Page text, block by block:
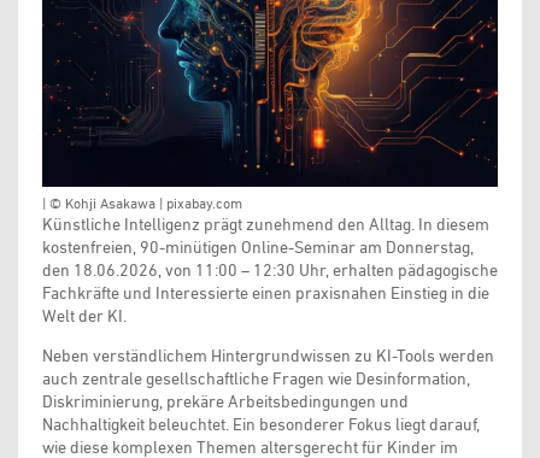
Künstliche Intelligenz prägt zunehmend den Alltag. In diesem
kostenfreien, 90-minütigen Online-Seminar am Donnerstag,
den 18.06.2026, von 11:00 – 12:30 Uhr, erhalten pädagogische
Fachkräfte und Interessierte einen praxisnahen Einstieg in die
Welt der KI.
Neben verständlichem Hintergrundwissen zu KI-Tools werden
auch zentrale gesellschaftliche Fragen wie Desinformation,
Diskriminierung, prekäre Arbeitsbedingungen und
Nachhaltigkeit beleuchtet. Ein besonderer Fokus liegt darauf,
wie diese komplexen Themen altersgerecht für Kinder im
| © Kohji Asakawa | pixabay.com